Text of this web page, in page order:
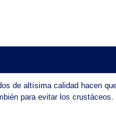
de altísima calidad hacen
para evitar los crustáceos.